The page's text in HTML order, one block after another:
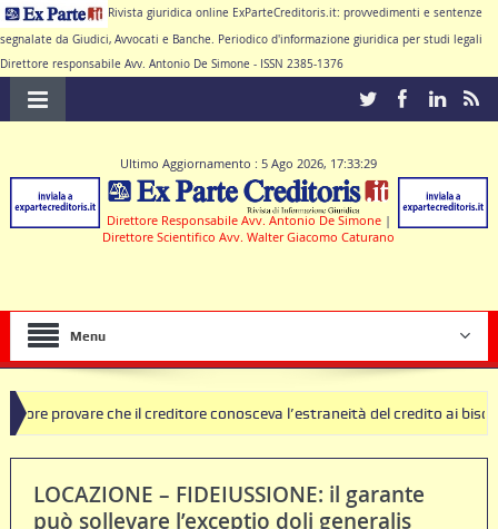
Rivista giuridica online ExParteCreditoris.it: provvedimenti e sentenze
segnalate da Giudici, Avvocati e Banche. Periodico d'informazione giuridica per studi legali
Direttore responsabile Avv. Antonio De Simone - ISSN 2385-1376
Ultimo Aggiornamento : 5 Ago 2026, 17:33:29
Direttore Responsabile Avv. Antonio De Simone |
Direttore Scientifico Avv. Walter Giacomo Caturano
Menu
che il creditore conosceva l’estraneità del credito ai bisogni della
LOCAZIONE – FIDEIUSSIONE: il garante
può sollevare l’exceptio doli generalis